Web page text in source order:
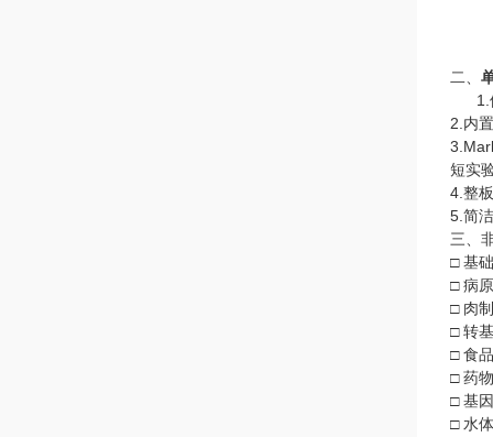
二、
1.体
2.内
短实
4.整
5.简
三、
□ 基
□ 病
□ 肉
□ 转
□ 食
□ 药
□ 基
□ 水